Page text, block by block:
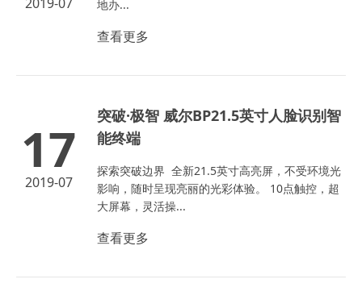
地办...
查看更多
17
2019-07
突破·极智 威尔BP21.5英寸人脸识别智
能终端
探索突破边界 全新21.5英寸高亮屏，不受环境光
影响，随时呈现亮丽的光彩体验。 10点触控，超
大屏幕，灵活操...
查看更多